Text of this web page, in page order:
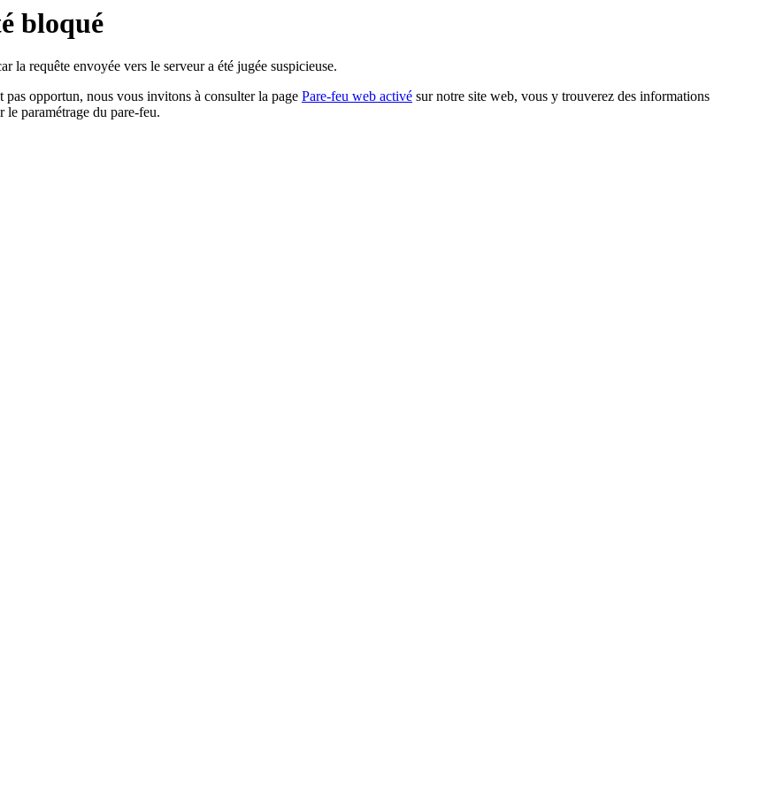
bloqué
la requête envoyée vers le serveur a été jugée suspicieuse.
opportun, nous vous invitons à consulter la page Pare-feu web activé sur notre site web, vous y trouverez des informations
le paramétrage du pare-feu.